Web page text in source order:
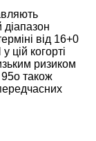
від 16+0
цій когорті
ризиком
також